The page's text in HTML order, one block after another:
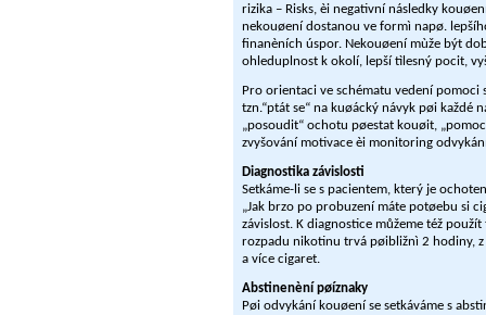
rizika – Risks, èi negativní následky
nekouøení dostanou ve formì napø.
finanèních úspor. Nekouøení mùže být
ohleduplnost k okolí, lepší tìlesný pocit,
Pro orientaci ve schématu vedení pomoci
tzn.“ptát se“ na kuøácký návyk pøi každé
„posoudit“ ochotu pøestat kouøit,
zvyšování motivace èi monitoring
Diagnostika závislosti
Setkáme-li se s pacientem, který je
„Jak brzo po probuzení máte potøebu si
závislost. K diagnostice můžeme též
rozpadu nikotinu trvá pøibližnì 2 hodiny,
a více cigaret.
Abstinenèní pøíznaky
Pøi odvykání kouøení se setkáváme s